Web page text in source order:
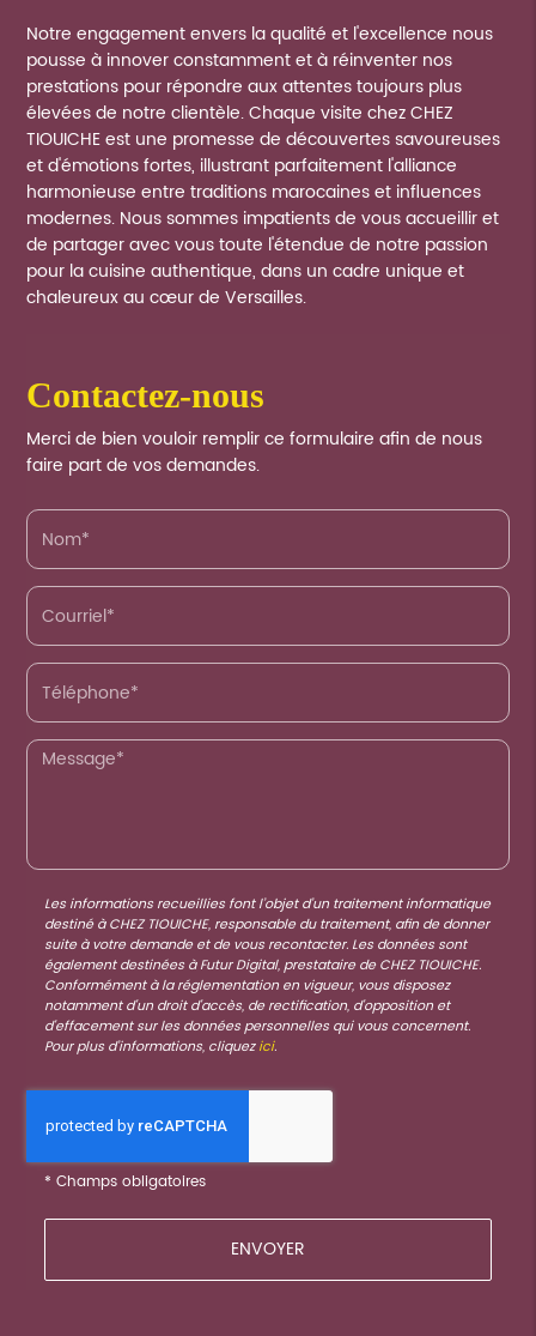
Notre engagement envers la qualité et l'excellence nous
pousse à innover constamment et à réinventer nos
prestations pour répondre aux attentes toujours plus
élevées de notre clientèle. Chaque visite chez CHEZ
TIOUICHE est une promesse de découvertes savoureuses
et d'émotions fortes, illustrant parfaitement l'alliance
harmonieuse entre traditions marocaines et influences
modernes. Nous sommes impatients de vous accueillir et
de partager avec vous toute l'étendue de notre passion
pour la cuisine authentique, dans un cadre unique et
chaleureux au cœur de Versailles.
contactez-nous
Merci de bien vouloir remplir ce formulaire afin de nous
faire part de vos demandes.
Les informations recueillies font l’objet d’un traitement informatique
destiné àCHEZ TIOUICHE, responsable du traitement, afin de donner
suite à votre demande et de vous recontacter. Les données sont
également destinées à Futur Digital, prestataire de CHEZ TIOUICHE.
Conformément à la réglementation en vigueur, vous disposez
notamment d'un droit d'accès, de rectification, d'opposition et
d'effacement sur les données personnelles qui vous concernent.
Pour plus d’informations, cliquezici.
*Champs obligatoires